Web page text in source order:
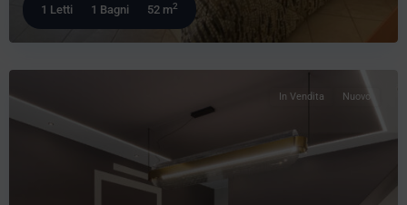
1 Letti 1 Bagni 52 m2
In Vendita Nuovo